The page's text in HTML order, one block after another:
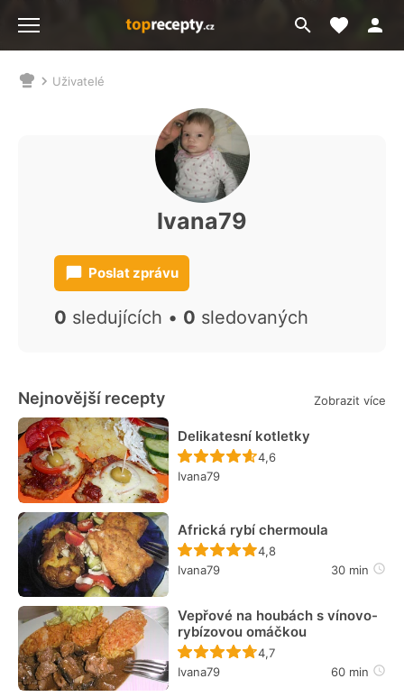
Přejít
na
Moje
NacházíteUživatelé
Ivana79
Poslat zprávu
0 sledujících • 0 sledovaných
Nejnovější recepty Zobrazit více
Delikatesní kotletky
Recept ještě nebyl
4,6
Ivana79
Africká rybí chermoula
Recept ještě nebyl
4,8
Ivana79
30 min
Vepřové na houbách s vínovo-
rybízovou omáčkou
Recept ještě nebyl
4,7
Ivana79
60 min